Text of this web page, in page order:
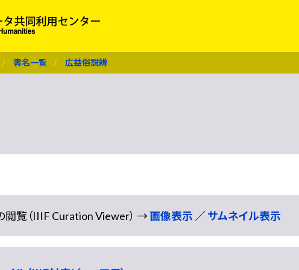
書名一覧 広益俗説辨
閲覧（IIIF Curation Viewer） →画像表示 ／サムネイル表示